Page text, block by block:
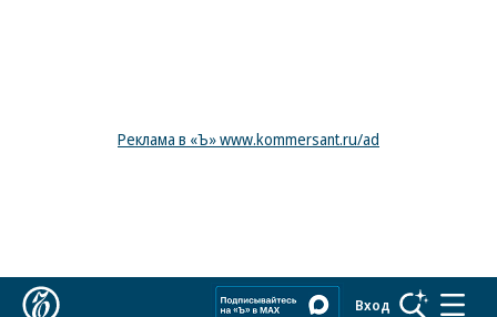
Реклама в «Ъ» www.kommersant.ru/ad
Вход